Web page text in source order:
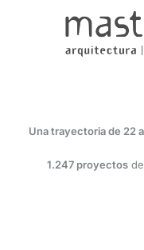
Una trayectoria de 22
1.247 proyectosde